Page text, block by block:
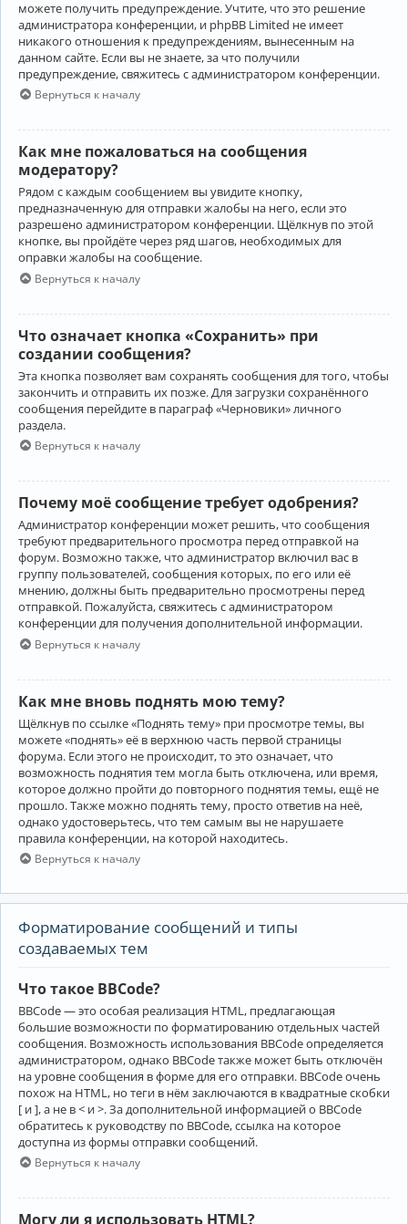
можете получить предупреждение. Учтите, что это решение
администратора конференции, и phpBB Limited не имеет
никакого отношения к предупреждениям, вынесенным на
данном сайте. Если вы не знаете, за что получили
предупреждение, свяжитесь с администратором конференции.
Вернуться к началу
Как мне пожаловаться на сообщения
модератору?
Рядом с каждым сообщением вы увидите кнопку,
предназначенную для отправки жалобы на него, если это
разрешено администратором конференции. Щёлкнув по этой
кнопке, вы пройдёте через ряд шагов, необходимых для
оправки жалобы на сообщение.
Вернуться к началу
Что означает кнопка «Сохранить» при
создании сообщения?
Эта кнопка позволяет вам сохранять сообщения для того, чтобы
закончить и отправить их позже. Для загрузки сохранённого
сообщения перейдите в параграф «Черновики» личного
раздела.
Вернуться к началу
Почему моё сообщение требует одобрения?
Администратор конференции может решить, что сообщения
требуют предварительного просмотра перед отправкой на
форум. Возможно также, что администратор включил вас в
группу пользователей, сообщения которых, по его или её
мнению, должны быть предварительно просмотрены перед
отправкой. Пожалуйста, свяжитесь с администратором
конференции для получения дополнительной информации.
Вернуться к началу
Как мне вновь поднять мою тему?
Щёлкнув по ссылке «Поднять тему» при просмотре темы, вы
можете «поднять» её в верхнюю часть первой страницы
форума. Если этого не происходит, то это означает, что
возможность поднятия тем могла быть отключена, или время,
которое должно пройти до повторного поднятия темы, ещё не
прошло. Также можно поднять тему, просто ответив на неё,
однако удостоверьтесь, что тем самым вы не нарушаете
правила конференции, на которой находитесь.
Вернуться к началу
Форматирование сообщений и типы
создаваемых тем
Что такое BBCode?
BBCode — это особая реализация HTML, предлагающая
большие возможности по форматированию отдельных частей
сообщения. Возможность использования BBCode определяется
администратором, однако BBCode также может быть отключён
на уровне сообщения в форме для его отправки. BBCode очень
похож на HTML, но теги в нём заключаются в квадратные скобки
[ и ], а не в < и >. За дополнительной информацией о BBCode
обратитесь к руководству по BBCode, ссылка на которое
доступна из формы отправки сообщений.
Вернуться к началу
Могу ли я использовать HTML?